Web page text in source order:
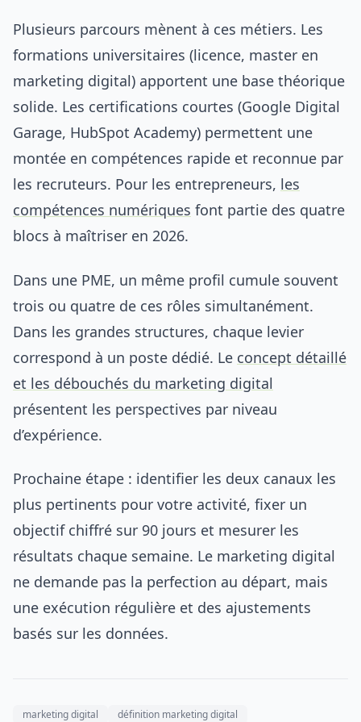
Plusieurs parcours mènent à ces métiers. Les
formations universitaires (licence, master en
marketing digital) apportent une base théorique
solide. Les certifications courtes (Google Digital
Garage, HubSpot Academy) permettent une
montée en compétences rapide et reconnue par
les recruteurs. Pour les entrepreneurs, les
compétences numériques font partie des quatre
blocs à maîtriser en 2026.
Dans une PME, un même profil cumule souvent
trois ou quatre de ces rôles simultanément.
Dans les grandes structures, chaque levier
correspond à un poste dédié. Le concept détaillé
et les débouchés du marketing digital
présentent les perspectives par niveau
d’expérience.
Prochaine étape : identifier les deux canaux les
plus pertinents pour votre activité, fixer un
objectif chiffré sur 90 jours et mesurer les
résultats chaque semaine. Le marketing digital
ne demande pas la perfection au départ, mais
une exécution régulière et des ajustements
basés sur les données.
marketing digital
définition marketing digital